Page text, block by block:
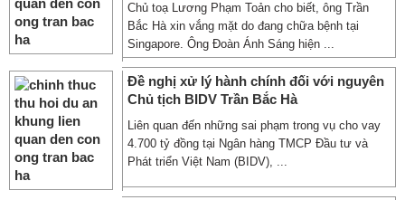
Chủ toạ Lương Phạm Toản cho biết, ông Trần
Bắc Hà xin vắng mặt do đang chữa bệnh tại
Singapore. Ông Đoàn Ánh Sáng hiện ...
Đề nghị xử lý hành chính đối với nguyên
Chủ tịch BIDV Trần Bắc Hà
Liên quan đến những sai phạm trong vụ cho vay
4.700 tỷ đồng tại Ngân hàng TMCP Đầu tư và
Phát triển Việt Nam (BIDV), ...